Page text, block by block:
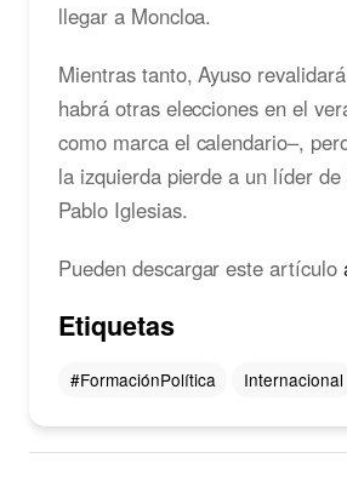
llegar a Moncloa.
Mientras tanto, Ayuso
habrá otras elecciones en el
como marca el calendario–,
la izquierda pierde a un líder
Pablo Iglesias.
Pueden descargar este artículo
Etiquetas
#FormaciónPolítica Internacional